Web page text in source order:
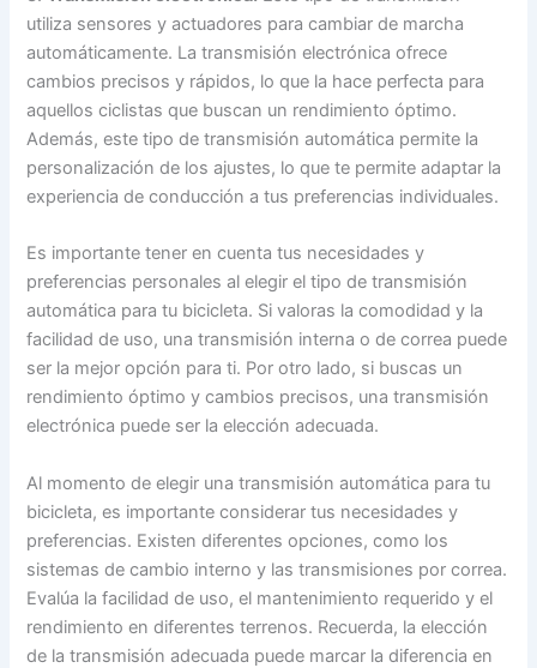
utiliza sensores y actuadores para cambiar de marcha
automáticamente. La transmisión electrónica ofrece
cambios precisos y rápidos, lo que la hace perfecta para
aquellos ciclistas que buscan un rendimiento óptimo.
Además, este tipo de transmisión automática permite la
personalización de los ajustes, lo que te permite adaptar la
experiencia de conducción a tus preferencias individuales.
Es importante tener en cuenta tus necesidades y
preferencias personales al elegir el tipo de transmisión
automática para tu bicicleta. Si valoras la comodidad y la
facilidad de uso, una transmisión interna o de correa puede
ser la mejor opción para ti. Por otro lado, si buscas un
rendimiento óptimo y cambios precisos, una transmisión
electrónica puede ser la elección adecuada.
Al momento de elegir una transmisión automática para tu
bicicleta, es importante considerar tus necesidades y
preferencias. Existen diferentes opciones, como los
sistemas de cambio interno y las transmisiones por correa.
Evalúa la facilidad de uso, el mantenimiento requerido y el
rendimiento en diferentes terrenos. Recuerda, la elección
de la transmisión adecuada puede marcar la diferencia en